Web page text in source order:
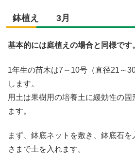
鉢植え 3月
基本的には庭植えの場合と同様です
1年生の苗木は7～10号（直径21～
します。
用土は果樹用の培養土に緩効性の固
ます。
まず、鉢底ネットを敷き、鉢底石
さまで土を入れます。